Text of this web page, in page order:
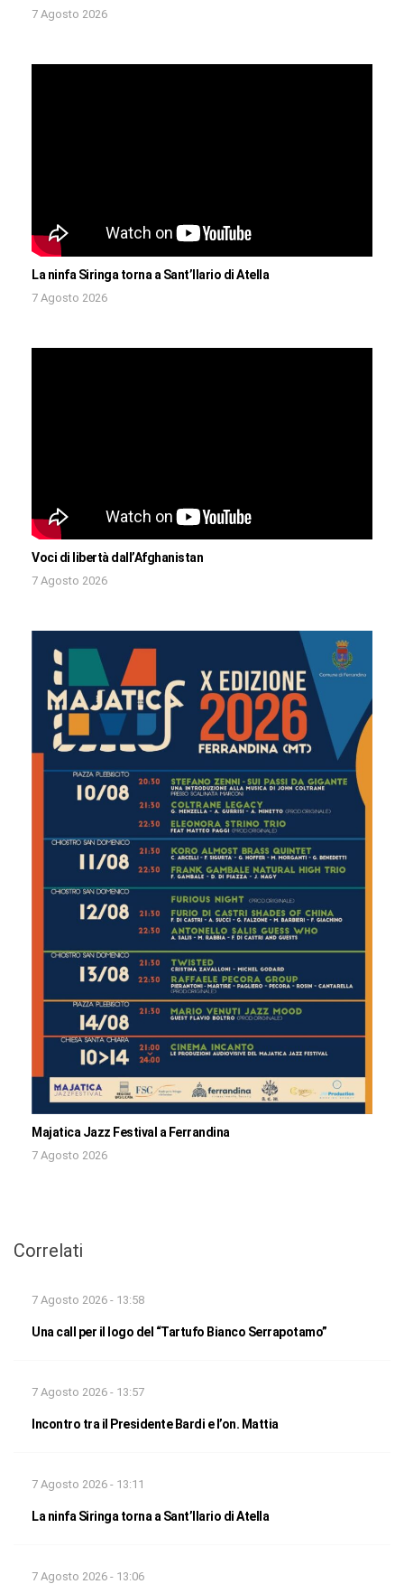
7 Agosto 2026
La ninfa Siringa torna a Sant’Ilario di Atella
7 Agosto 2026
Voci di libertà dall’Afghanistan
7 Agosto 2026
Majatica Jazz Festival a Ferrandina
7 Agosto 2026
Correlati
7 Agosto 2026 - 13:58
Una call per il logo del “Tartufo Bianco Serrapotamo”
7 Agosto 2026 - 13:57
Incontro tra il Presidente Bardi e l’on. Mattia
7 Agosto 2026 - 13:11
La ninfa Siringa torna a Sant’Ilario di Atella
7 Agosto 2026 - 13:06